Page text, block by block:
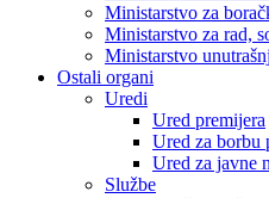
Ministarstvo za
Ministarstvo za rad,
Ministarstvo
Ostali organi
Uredi
Ured premijera
Ured za borbu
Ured za javne
Službe